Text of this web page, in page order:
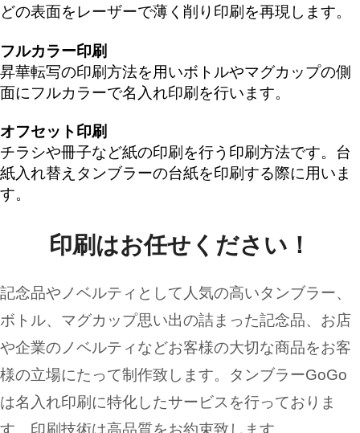
どの表面をレーザーで薄く削り印刷を再現します。
フルカラー印刷
昇華転写の印刷方法を用いボトルやマグカップの側
面にフルカラーで名入れ印刷を行います。
オフセット印刷
チラシや冊子など紙の印刷を行う印刷方法です。台
紙入れ替えタンブラーの台紙を印刷する際に用いま
す。
印刷はお任せください！
記念品やノベルティとして人気の高いタンブラー、
ボトル、マグカップ思い出の詰まった記念品、お店
や企業のノベルティなどお客様の大切な商品をお客
様の立場にたって制作致します。タンブラーGoGo
は名入れ印刷に特化したサービスを行っておりま
す。印刷技術は高品質をお約束致します。